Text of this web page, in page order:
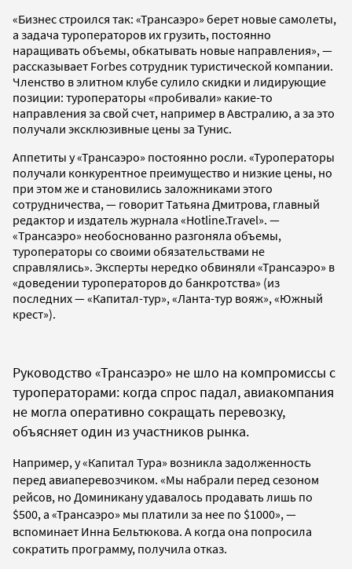
«Бизнес строился так: «Трансаэро» берет новые самолеты,
а задача туроператоров их грузить, постоянно
наращивать объемы, обкатывать новые направления», —
рассказывает Forbes сотрудник туристической компании.
Членство в элитном клубе сулило скидки и лидирующие
позиции: туроператоры «пробивали» какие-то
направления за свой счет, например в Австралию, а за это
получали эксклюзивные цены за Тунис.
Аппетиты у «Трансаэро» постоянно росли. «Туроператоры
получали конкурентное преимущество и низкие цены, но
при этом же и становились заложниками этого
сотрудничества, — говорит Татьяна Дмитрова, главный
редактор и издатель журнала «Hotline.Travel». —
«Трансаэро» необоснованно разгоняла объемы,
туроператоры со своими обязательствами не
справлялись». Эксперты нередко обвиняли «Трансаэро» в
«доведении туроператоров до банкротства» (из
последних — «Капитал-тур», «Ланта-тур вояж», «Южный
крест»).
Руководство «Трансаэро» не шло на компромиссы с
туроператорами: когда спрос падал, авиакомпания
не могла оперативно сокращать перевозку,
объясняет один из участников рынка.
Например, у «Капитал Тура» возникла задолженность
перед авиаперевозчиком. «Мы набрали перед сезоном
рейсов, но Доминикану удавалось продавать лишь по
$500, а «Трансаэро» мы платили за нее по $1000», —
вспоминает Инна Бельтюкова. А когда она попросила
сократить программу, получила отказ.